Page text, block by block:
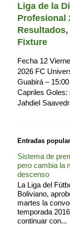
Liga de la
Profesional
Fixture
Fecha 12
2026 FC
Guabirá –
Capriles Goles:
Jahdiel
Entradas
Sistema de
pero cambia la
descenso
La Liga del
Boliviano,
martes la
temporada
continuar con...